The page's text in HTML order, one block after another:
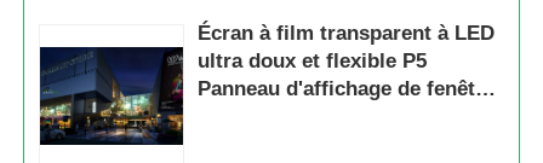
Écran à film transparent à LED
ultra doux et flexible P5
Panneau d'affichage de fenêtre